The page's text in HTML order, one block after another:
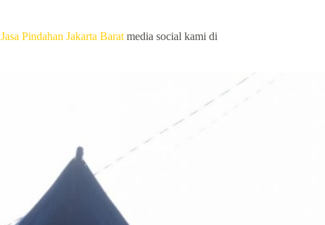
Jasa Pindahan Jakarta Barat media social kami di